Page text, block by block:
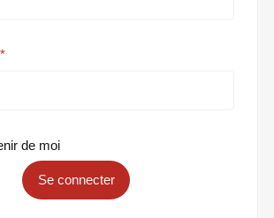
de moi
Se connecter